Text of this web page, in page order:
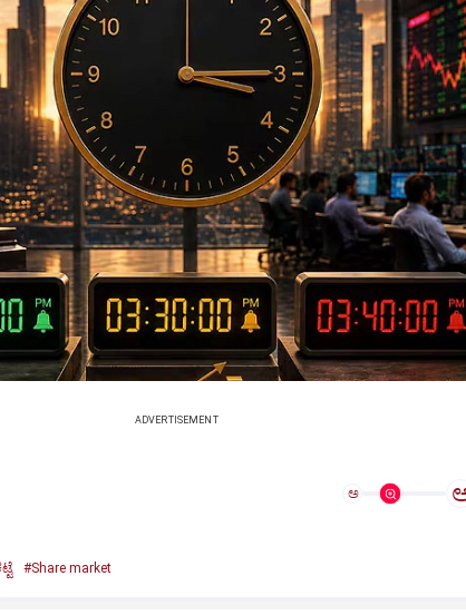
ADVERTISEMENT
ಅ
#Share market